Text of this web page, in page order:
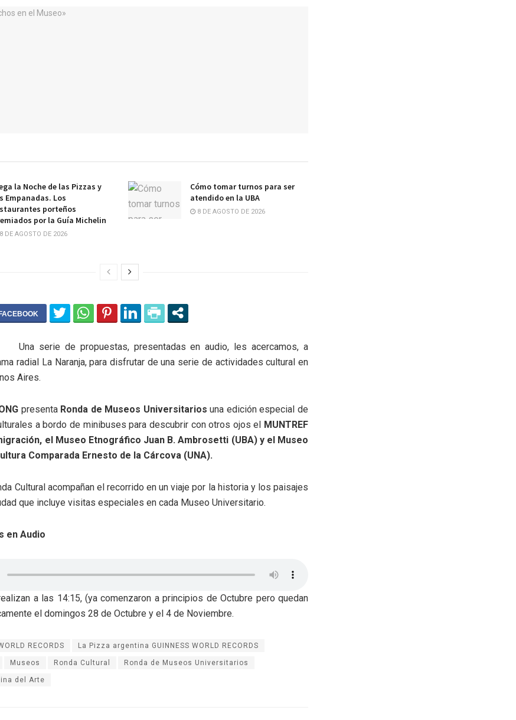
la Noche de las Pizzas y
Empanadas. Los
porteños
por la Guía Michelin
DE AGOSTO DE 2026
Cómo tomar turnos para ser
atendido en la UBA
8 DE AGOSTO DE 2026
Una serie de propuestas, presentadas en audio, les acercamos, a
radial La Naranja, para disfrutar de una serie de actividades cultural en
Aires.
presenta Ronda de Museos Universitarios una edición especial de
a bordo de minibuses para descubrir con otros ojos el MUNTREF
el Museo Etnográfico Juan B. Ambrosetti (UBA) y el Museo
Comparada Ernesto de la Cárcova (UNA).
Cultural acompañan el recorrido en un viaje por la historia y los paisajes
que incluye visitas especiales en cada Museo Universitario.
en Audio
a las 14:15, (ya comenzaron a principios de Octubre pero quedan
el domingos 28 de Octubre y el 4 de Noviembre.
RECORDS La Pizza argentina GUINNESS WORLD RECORDS
Museos Ronda Cultural Ronda de Museos Universitarios
del Arte